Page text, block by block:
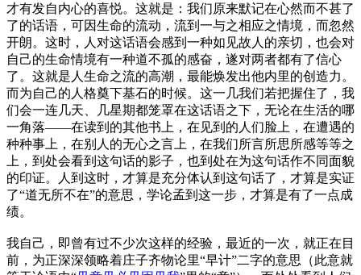
才有发自内心的喜悦。这就是：我们原来默记在心然而不甚了
了的话语，可因生命的流动，流到一与之相应之情境，而忽然
开朗。这时，人对这话语会感到一种如见故人的亲切，也会对
自己的生命情境有一种道不孤的感奋，遂对两者都有了信心
了。这就是人生命之流的高潮，最能焕发出他内里的创造力。
而为自己的人格奠下基石的时候。这一几我们若把握住了，我
们会一连几天、几星期都笼罩在这话语之下，无论在生活的哪
一角落——在读到的其他书上，在见到的人们脸上，在遭遇的
种种事上，在别人的无心之言上，在我们所言所思所感等等之
上，到处会看到这句话的影子，也到处在为这句话作不同面貌
的印证。人到这时，才算是充分体认到这句话了，才算是实证
了“道无所不在”的意思，学论孟到这一步，才算是有了一点成
绩。
我自己，即曾有过不少次这样的经验，最近的一次，就正在目
前，为正深深领略着庄子齐物论里“早计”二字的意思（此意就